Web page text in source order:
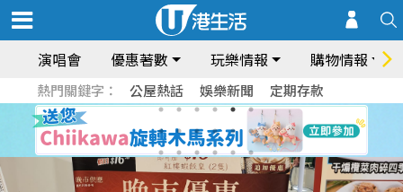
演唱會 優惠著數 玩樂情報 購物情報
熱門關鍵字： 公屋熱話 娛樂新聞 定期存款